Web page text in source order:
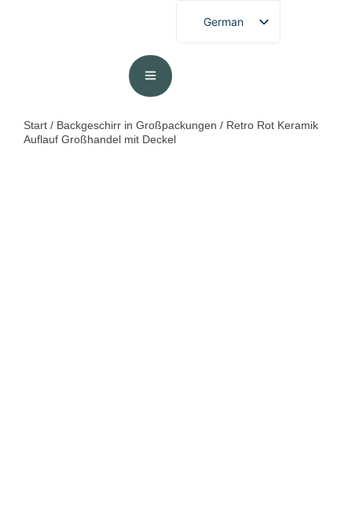
German
Start / Backgeschirr in Großpackungen / Retro Rot Keramik
Auflauf Großhandel mit Deckel